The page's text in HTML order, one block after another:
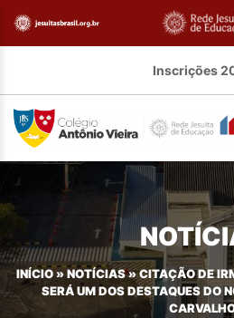
Inscrições
INÍCIO» NOTÍCIAS»CITAÇÃO DE
SERÁ UM DOS DESTAQUES DO